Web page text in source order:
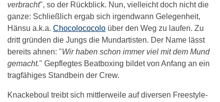
verbracht", so der Rückblick. Nun, vielleicht doch nicht die
ganze: Schließlich ergab sich irgendwann Gelegenheit,
Hänsu a.k.a. Chocolococolo über den Weg zu laufen. Zu
dritt gründen die Jungs die Mundartisten. Der Name lässt
bereits ahnen: "Wir haben schon immer viel mit dem Mund
gemacht." Gepflegtes Beatboxing bildet von Anfang an ein
tragfähiges Standbein der Crew.
Knackeboul treibt sich mittlerweile auf diversen Freestyle-